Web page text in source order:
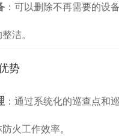
：可以删除不再需要的设
洁。
势
：通过系统化的巡查点和
火工作效率。